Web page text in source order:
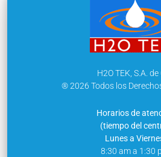
H2O TEK, S.A. de
® 2026 Todos los
Horarios de
(tiempo del
Lunes a
8:30 am a 1:30